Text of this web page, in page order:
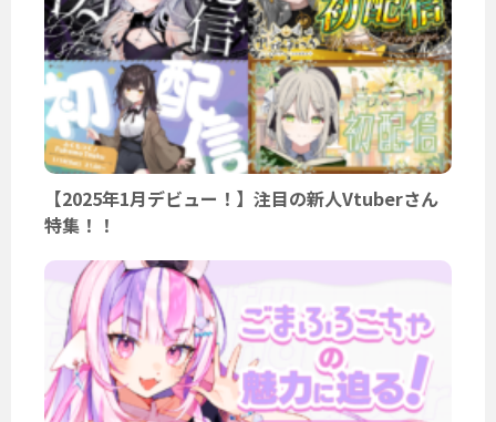
【2025年1月デビュー！】注目の新人Vtuberさん
特集！！